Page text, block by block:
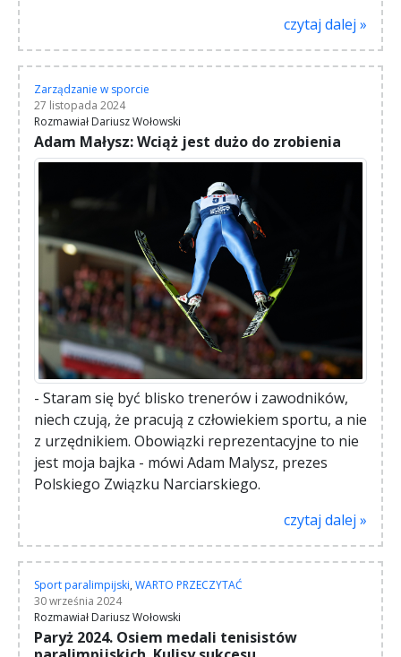
czytaj dalej »
Zarządzanie w sporcie
27 listopada 2024
Rozmawiał Dariusz Wołowski
Adam Małysz: Wciąż jest dużo do zrobienia
- Staram się być blisko trenerów i zawodników,
niech czują, że pracują z człowiekiem sportu, a nie
z urzędnikiem. Obowiązki reprezentacyjne to nie
jest moja bajka - mówi Adam Malysz, prezes
Polskiego Związku Narciarskiego.
czytaj dalej »
Sport paralimpijski, WARTO PRZECZYTAĆ
30 września 2024
Rozmawiał Dariusz Wołowski
Paryż 2024. Osiem medali tenisistów